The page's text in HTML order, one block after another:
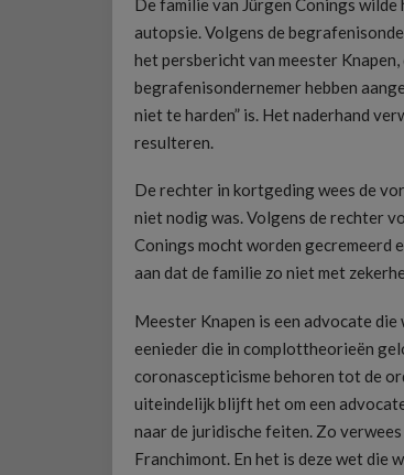
De familie van Jürgen Conings
autopsie. Volgens de
het persbericht van meester
begrafenisondernemer hebben
niet te harden” is. Het naderhand
resulteren.
De rechter in kortgeding wees de
niet nodig was. Volgens de rechter
Conings mocht worden gecremeerd
aan dat de familie zo niet met
Meester Knapen is een advocate
eenieder die in complottheorieën
coronascepticisme behoren tot de
uiteindelijk blijft het om een
naar de juridische feiten. Zo
Franchimont. En het is deze wet die